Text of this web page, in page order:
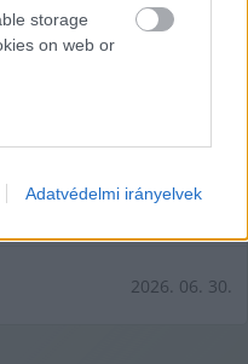
storage
on web or
purposes.
me
on web or
Adatvédelmi irányelvek
vagy
küzdő,
-
regionális
intézményvezetővel a
alaposan átbeszélni,
és rá kellett
2026. 06. 30.